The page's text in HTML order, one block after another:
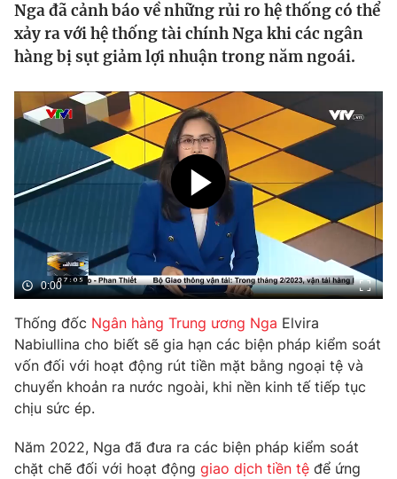
Thế giới
Tin tức
Thế giới đó đây
Câu chuyện quốc tế
Tài chính
Thị trường
Góc doanh nghiệp
Dữ liệu và đời sống
Truyền hình
Hậu trường
Nhân vật
Khán giả
Giải sao mai
Giải trí
Điện ảnh
Sao
Đời sống
Du lịch
Làm đẹp
Chất lượng cuộc sống
Giáo dục
Tuyển sinh
Học trực tuyến
Công nghệ
Sản phẩm
Giao lưu trực tuyến
Nga đã cảnh báo về những rủi ro hệ thống có thể
xảy ra với hệ thống tài chính Nga khi các ngân
hàng bị sụt giảm lợi nhuận trong năm ngoái.
0:00
Thống đốc Ngân hàng Trung ương Nga Elvira
Nabiullina cho biết sẽ gia hạn các biện pháp kiểm soát
vốn đối với hoạt động rút tiền mặt bằng ngoại tệ và
chuyển khoản ra nước ngoài, khi nền kinh tế tiếp tục
chịu sức ép.
Năm 2022, Nga đã đưa ra các biện pháp kiểm soát
chặt chẽ đối với hoạt động giao dịch tiền tệ để ứng